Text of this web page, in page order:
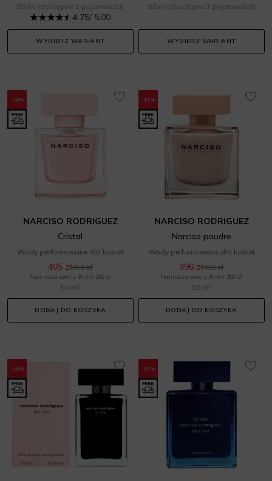
50 ml (dostępne 2 pojemności)
4.75/ 5.00
WYBIERZ WARIANT
50 ml (dostępne 2 pojemności)
WYBIERZ WARIANT
-10%
NARCISO RODRIGUEZ
Cristal
Wody perfumowane dla kobiet
405 zł450 zł
Najniższa cena z 30 dni: 360 zł
50 ml
DODAJ DO KOSZYKA
-12%
NARCISO RODRIGUEZ
Narciso poudre
Wody perfumowane dla kobiet
396 zł450 zł
Najniższa cena z 30 dni: 360 zł
50 ml
DODAJ DO KOSZYKA
-10% -12%